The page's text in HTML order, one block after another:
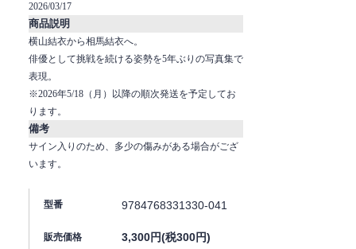
2026/03/17
商品説明
横山結衣から相馬結衣へ。
俳優として挑戦を続ける姿勢を5年ぶりの写真集で
表現。
※2026年5/18（月）以降の順次発送を予定してお
ります。
備考
サイン入りのため、多少の傷みがある場合がござ
います。
型番 9784768331330-041
販売価格 3,300円(税300円)